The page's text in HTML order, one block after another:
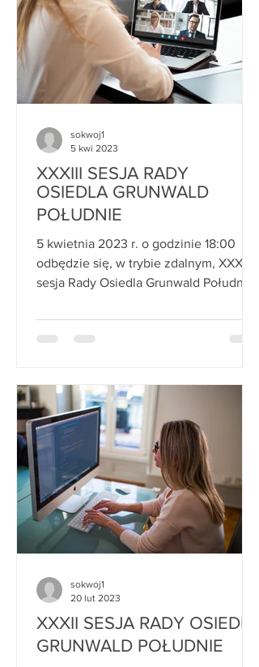
XXXIII SESJA RADY
OSIEDLA GRUNWALD
POŁUDNIE
5 kwietnia 2023 r. o godzinie 18:00
odbędzie się, w trybie zdalnym, XXXIII
sesja Rady Osiedla Grunwald Południe.
sokwoj1
5 kwi 2023
XXXII SESJA RADY OSIEDLA
GRUNWALD POŁUDNIE
sokwoj1
20 lut 2023